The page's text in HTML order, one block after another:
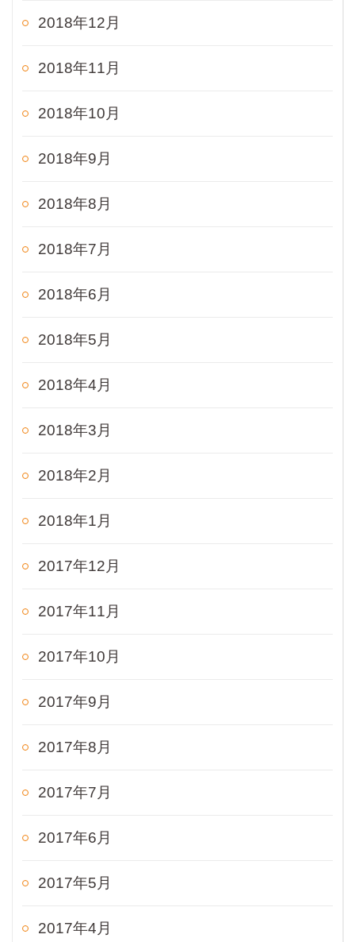
2018年12月
2018年11月
2018年10月
2018年9月
2018年8月
2018年7月
2018年6月
2018年5月
2018年4月
2018年3月
2018年2月
2018年1月
2017年12月
2017年11月
2017年10月
2017年9月
2017年8月
2017年7月
2017年6月
2017年5月
2017年4月